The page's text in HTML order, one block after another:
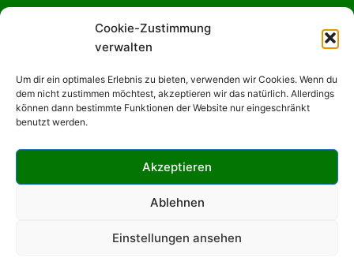
Cookie-Zustimmung
verwalten
Um dir ein optimales Erlebnis zu bieten, verwenden wir Cookies. Wenn du
dem nicht zustimmen möchtest, akzeptieren wir das natürlich. Allerdings
können dann bestimmte Funktionen der Website nur eingeschränkt
benutzt werden.
Akzeptieren
Ablehnen
Einstellungen ansehen
Info & Hilfe
Kontakt
Kooperation
© 2026 Waskata - hier spielt das echte, wilde